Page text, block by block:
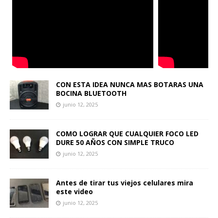
CON ESTA IDEA NUNCA MAS BOTARAS UNA
BOCINA BLUETOOTH
junio 12, 2025
COMO LOGRAR QUE CUALQUIER FOCO LED
DURE 50 AÑOS CON SIMPLE TRUCO
junio 12, 2025
Antes de tirar tus viejos celulares mira
este video
junio 12, 2025